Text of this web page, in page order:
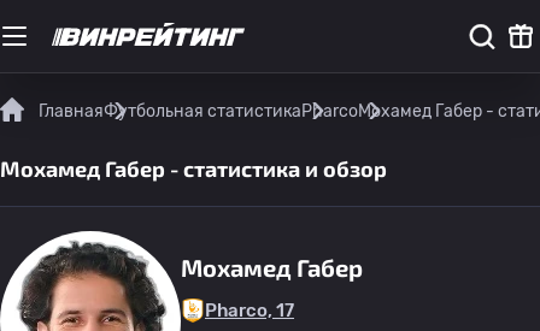
ГлавнаяФутбольная статистикаPharcoМохамед Габер -
Мохамед Габер - статистика и обзор
Мохамед Габер
Pharco, 17